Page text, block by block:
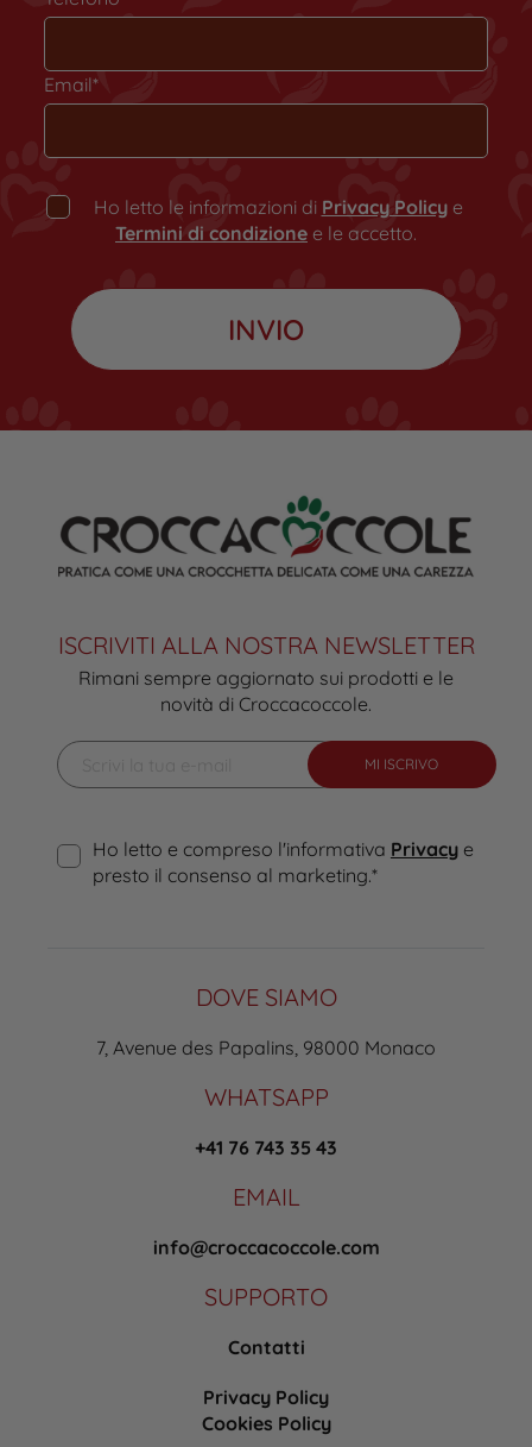
Email*
Ho letto le informazioni di Privacy Policye
Termini di condizione e le accetto.
ISCRIVITI ALLA NOSTRA NEWSLETTER
Rimani sempre aggiornato sui prodotti e le
novità di Croccacoccole.
MI ISCRIVO
Ho letto e compreso l'informativa Privacye
presto il consenso al marketing.*
DOVE SIAMO
7, Avenue des Papalins, 98000 Monaco
WHATSAPP
+41 76 743 35 43
EMAIL
info@croccacoccole.com
SUPPORTO
Contatti
Privacy Policy
Cookies Policy